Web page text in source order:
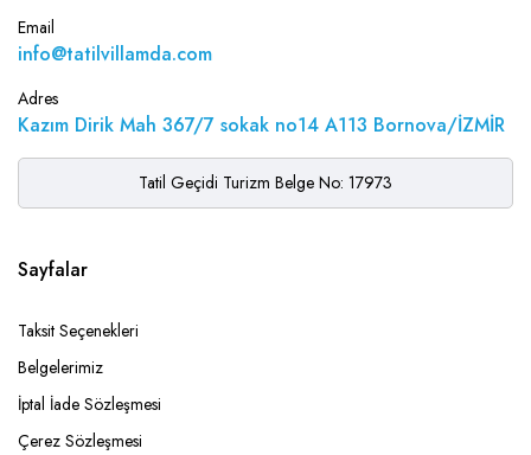
Email
info@tatilvillamda.com
Adres
Kazım Dirik Mah 367/7 sokak no14 A113 Bornova/İZMİR
Tatil Geçidi Turizm Belge No: 17973
Sayfalar
Taksit Seçenekleri
Belgelerimiz
İptal İade Sözleşmesi
Çerez Sözleşmesi